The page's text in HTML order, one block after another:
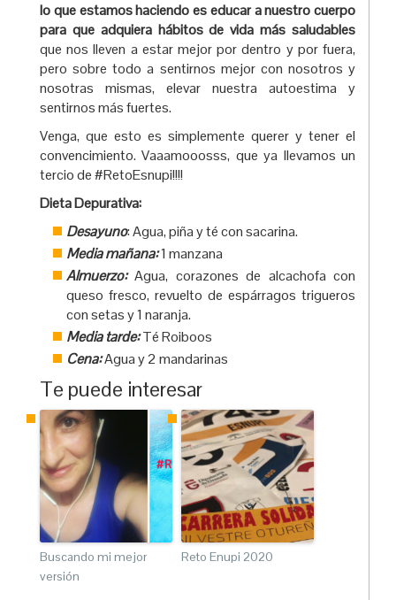
lo que estamos haciendo es educar a nuestro cuerpo
para que adquiera hábitos de vida más saludables
que nos lleven a estar mejor por dentro y por fuera,
pero sobre todo a sentirnos mejor con nosotros y
nosotras mismas, elevar nuestra autoestima y
sentirnos más fuertes.
Venga, que esto es simplemente querer y tener el
convencimiento. Vaaamooosss, que ya llevamos un
tercio de #RetoEsnupi!!!!
Dieta Depurativa:
Desayuno: Agua, piña y té con sacarina.
Media mañana:1 manzana
Almuerzo:Agua, corazones de alcachofa con
queso fresco, revuelto de espárragos trigueros
con setas y 1 naranja.
Media tarde:Té Roiboos
Cena:Agua y 2 mandarinas
Te puede interesar
Buscando mi mejor
versión
Reto Enupi 2020